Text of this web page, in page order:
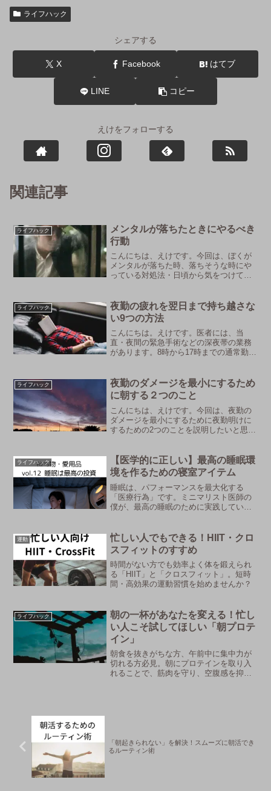
ライフハック
シェアする
X Facebook はてブ
LINE コピー
えけをフォローする
関連記事
ライフハック
メンタルが落ちたときにやるべき
行動
こんにちは、えけです。今回は、ぼくが
メンタルが落ちた時、落ちそうな時にや
っている対処法・日頃から気をつけてい
原因をはっきりと認識する３．運動をす
る４．30秒間先延ば...
ライフハック
夜勤の疲れを翌日まで持ち越さな
い9つの方法
こんにちは。えけです。医者には、当
直・夜間の緊急手術などの深夜帯の業務
があります。8時から17時までの通常勤務
ら翌日の通常勤務が始まります...。当直
の疲労を翌日...
ライフハック
夜勤のダメージを最小にするため
に朝する２つのこと
こんにちは、えけです。今回は、夜勤の
ダメージを最小にするために夜勤明けに
するための2つのことを説明したいと思い
をしっかり食べよう太陽の光をしっかり
浴びよう起きたら太陽...
ライフハック
【医学的に正しい】最高の睡眠環
境を作るための寝室アイテム
睡眠は、パフォーマンスを最大化する
「医療行為」です。ミニマリスト医師の
僕が、最高の睡眠のために実践している
共に、あなたの睡眠の質を劇的に改善す
るヒントをお届けします。
運動
忙しい人でもできる！HIIT・クロ
スフィットのすすめ
時間がない方でも効率よく体を鍛えられ
る「HIIT」と「クロスフィット」。短時
間・高効果の運動習慣を始めませんか？
ライフハック
朝の一杯があなたを変える！忙し
い人こそ試してほしい「朝プロテ
イン」
朝食を抜きがちな方、午前中に集中力が
切れる方必見。朝にプロテインを取り入
れることで、筋肉を守り、空腹感を抑
「朝起きられない」を解決！スムーズに朝活でき
るルーティン術